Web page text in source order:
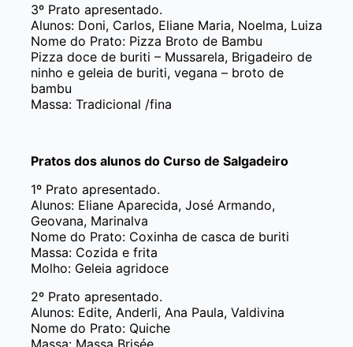
3º Prato apresentado.
Alunos: Doni, Carlos, Eliane Maria, Noelma, Luiza
Nome do Prato: Pizza Broto de Bambu
Pizza doce de buriti – Mussarela, Brigadeiro de
ninho e geleia de buriti, vegana – broto de
bambu
Massa: Tradicional /fina
Pratos dos alunos do Curso de Salgadeiro
1º Prato apresentado.
Alunos: Eliane Aparecida, José Armando,
Geovana, Marinalva
Nome do Prato: Coxinha de casca de buriti
Massa: Cozida e frita
Molho: Geleia agridoce
2º Prato apresentado.
Alunos: Edite, Anderli, Ana Paula, Valdivina
Nome do Prato: Quiche
Massa: Massa Brisée